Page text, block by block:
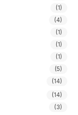
(1)
(4)
(1)
(1)
(1)
(5)
(14)
(14)
(3)